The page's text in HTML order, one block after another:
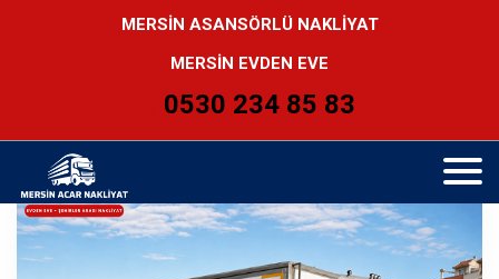
MERSİN ASANSÖRLÜ NAKLİYAT
MERSİN EVDEN EVE
0530 234 85 83